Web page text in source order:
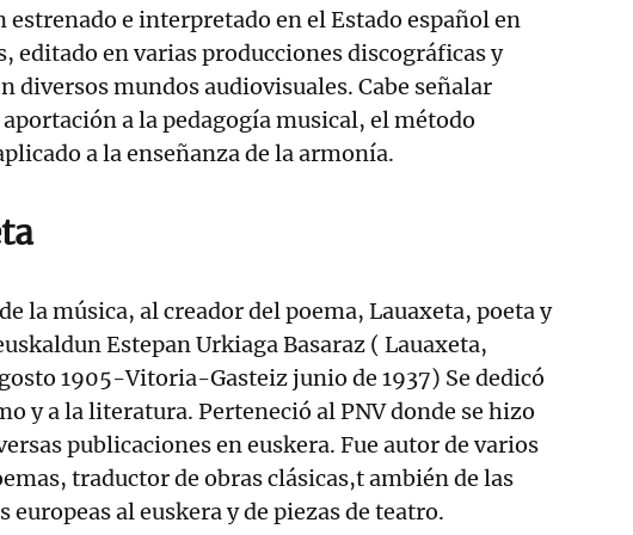
estrenado e interpretado en el Estado español en
editado en varias producciones discográficas y
diversos mundos audiovisuales. Cabe señalar
aportación a la pedagogía musical, el método
a la enseñanza de la armonía.
la música, al creador del poema, Lauaxeta, poeta y
Estepan Urkiaga Basaraz ( Lauaxeta,
1905-Vitoria-Gasteiz junio de 1937) Se dedicó
y a la literatura. Perteneció al PNV donde se hizo
publicaciones en euskera. Fue autor de varios
traductor de obras clásicas,t ambién de las
europeas al euskera y de piezas de teatro.